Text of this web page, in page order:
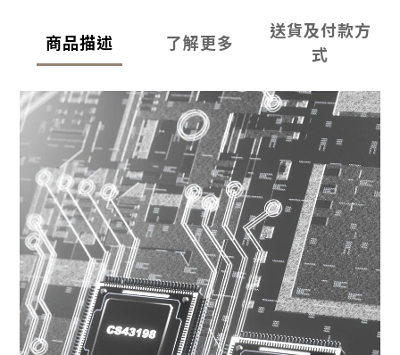
商品描述 了解更多
送貨及付款方
式